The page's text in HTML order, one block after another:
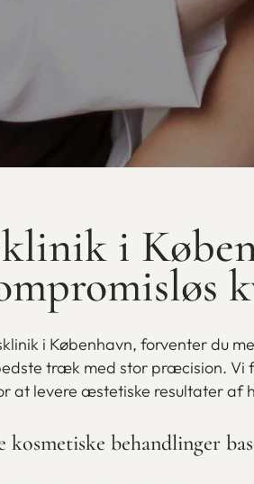
i
i København, forventer du
træk med stor præcision.
at levere æstetiske resultater af
kosmetiske behandlinger